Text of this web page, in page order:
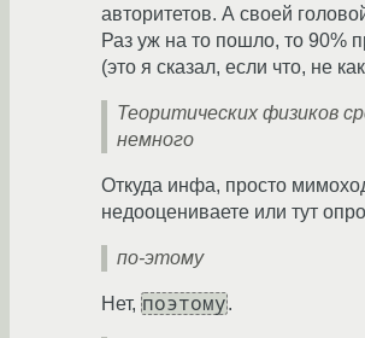
авторитетов. А своей
Раз уж на то пошло, то 90%
(это я сказал, если что, не
Теоритических физиков
немного
Откуда инфа, просто
недооцениваете или тут
по-этому
Нет, поэтому.